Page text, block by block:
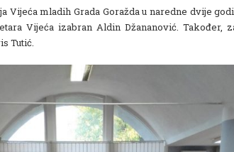
Vijeća mladih Grada Goražda u naredne dvije
Vijeća izabran Aldin Džananović. Također,
Tutić.